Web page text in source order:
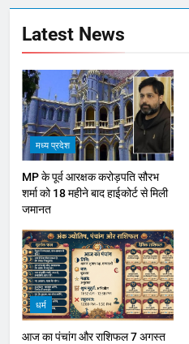
Latest News
मध्य प्रदेश
MP के पूर्व आरक्षक करोड़पति सौरभ
शर्मा को 18 महीने बाद हाईकोर्ट से मिली
जमानत
धर्म
आज का पंचांग और राशिफल 7 अगस्त